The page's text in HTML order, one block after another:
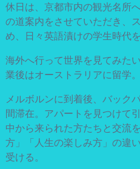
休日は、京都市内の観光名所
の道案内をさせていただき、
め、日々英語漬けの学生時代を
海外へ行って世界を見てみた
業後はオーストラリアに留学。
メルボルンに到着後、バック
間滞在。アパートを見つけて
中から来られた方たちと交流
方」「人生の楽しみ方」の違
受ける。